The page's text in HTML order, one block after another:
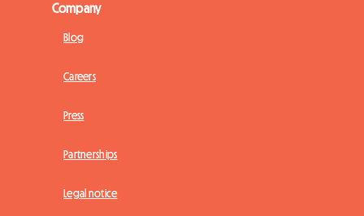
Company
Blog
Careers
Press
Partnerships
Legal notice